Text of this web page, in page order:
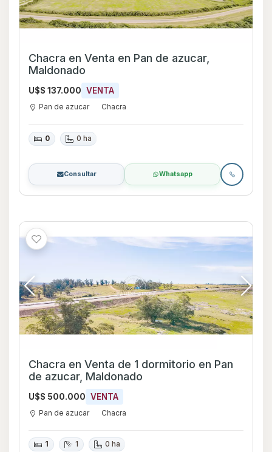
Chacra en Venta en Pan de azucar,
Maldonado
U$S 137.000 VENTA
Pan de azucar Chacra
0 0 ha
Consultar Whatsapp
Chacra en Venta de 1 dormitorio en Pan
de azucar, Maldonado
U$S 500.000 VENTA
Pan de azucar Chacra
1 1 0 ha